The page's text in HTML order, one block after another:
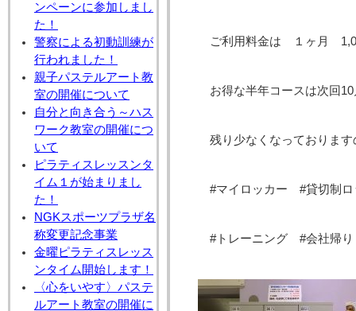
ンペーンに参加しまし
た！
警察による初動訓練が
行われました！
親子パステルアート教
室の開催について
自分と向き合う～ハス
ワーク教室の開催につ
いて
ピラティスレッスンタ
イム１が始まりまし
た！
NGKスポーツプラザ名
称変更記念事業
金曜ピラティスレッス
ンタイム開始します！
〈心をいやす〉パステ
ルアート教室の開催に
ご利用料金は １ヶ月
お得な半年コースは次回10
残り少なくなっております
#マイロッカー #貸切制
#トレーニング #会社帰